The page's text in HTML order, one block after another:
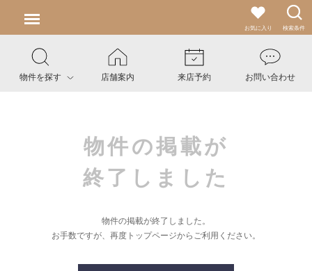
お気に入り 検索条件
物件を探す 店舗案内 来店予約 お問い合わせ
物件の掲載が
終了しました
物件の掲載が終了しました。
お手数ですが、再度トップページからご利用ください。